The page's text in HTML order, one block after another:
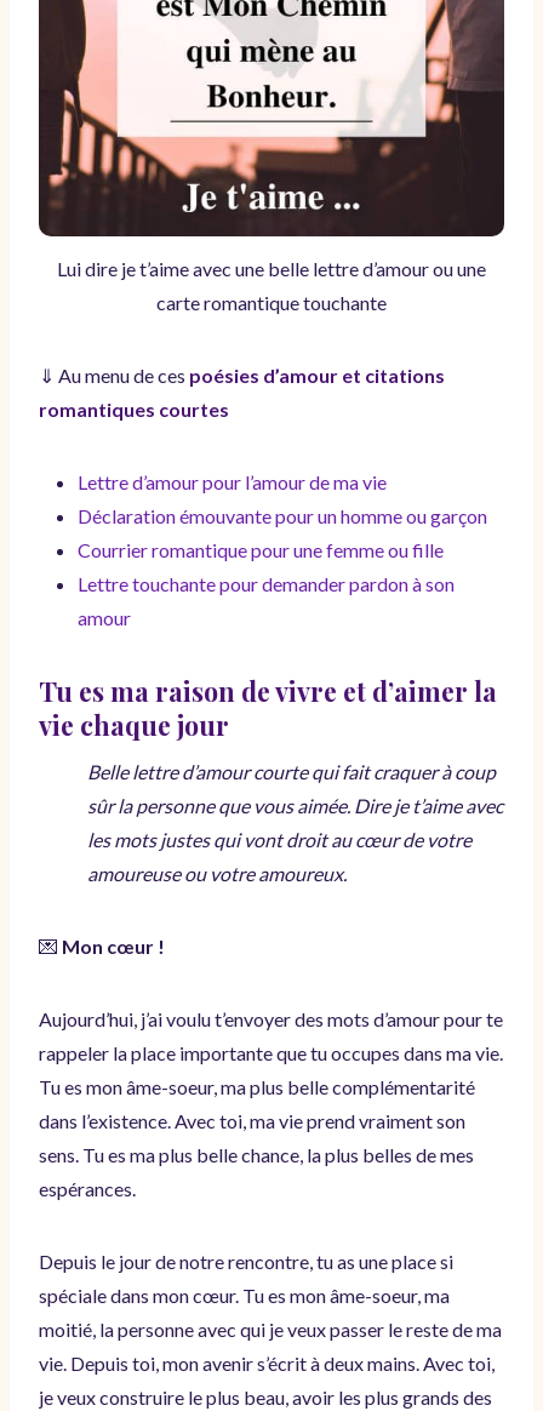
Lui dire je t’aime avec une belle lettre d’amour ou une
carte romantique touchante
⇓ Au menu de ces poésies d’amour et citations
romantiques courtes
Lettre d’amour pour l’amour de ma vie
Déclaration émouvante pour un homme ou garçon
Courrier romantique pour une femme ou fille
Lettre touchante pour demander pardon à son
amour
Tu es ma raison de vivre et d’aimer la
vie chaque jour
Belle lettre d’amour courte qui fait craquer à coup
sûr la personne que vous aimée. Dire je t’aime avec
les mots justes qui vont droit au cœur de votre
amoureuse ou votre amoureux.
💌 Mon cœur !
Aujourd’hui, j’ai voulu t’envoyer des mots d’amour pour te
rappeler la place importante que tu occupes dans ma vie.
Tu es mon âme-soeur, ma plus belle complémentarité
dans l’existence. Avec toi, ma vie prend vraiment son
sens. Tu es ma plus belle chance, la plus belles de mes
espérances.
Depuis le jour de notre rencontre, tu as une place si
spéciale dans mon cœur. Tu es mon âme-soeur, ma
moitié, la personne avec qui je veux passer le reste de ma
vie. Depuis toi, mon avenir s’écrit à deux mains. Avec toi,
je veux construire le plus beau, avoir les plus grands des